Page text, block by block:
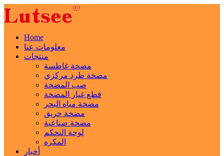
Home
معلومات عنا
منتجات
مضخة غاطسة
مضخة طرد مركزي
صب المضخة
قطع غيار المضخة
مضخة مياه البحر
مضخة حريق
مضخة صناعية
لوحة التحكم
المكره
أخبار